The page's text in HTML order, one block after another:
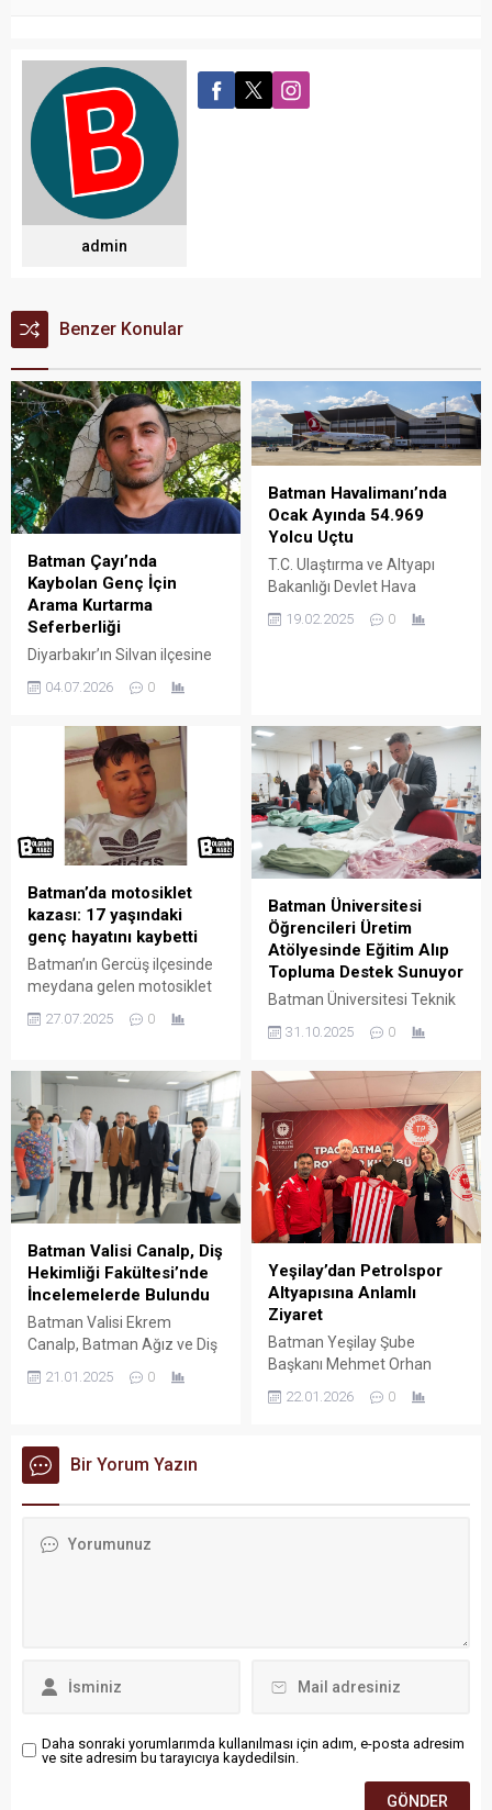
admin
Benzer Konular
Batman Çayı’nda
Kaybolan Genç İçin
Arama Kurtarma
Seferberliği
Diyarbakır’ın Silvan ilçesine
mevkiinde balık tutmak için
yaşındaki Abdullah Y.’den
dünden bu yana haber
alınamıyor. Çay kenarında
motosikleti ve elbiseleri
bulunan genci aramak için
bölgeye dalgıç ekipleri sevk
04.07.2026 0
Batman Havalimanı’nda
Ocak Ayında 54.969
Yolcu Uçtu
T.C. Ulaştırma ve Altyapı
Bakanlığı Devlet Hava
Meydanları İşletmesi (DHMİ)
Genel Müdürlüğü, Batman
19.02.2025 0
Batman’da motosiklet
kazası: 17 yaşındaki
genç hayatını kaybetti
Batman’ın Gercüş ilçesinde
meydana gelen motosiklet
kazasında 17 yaşındaki
Muhammed Bilal Gündüz
sürücü, kontrolünü
kaybettiği motosikletin
refüje çarpması sonucu ağır
yaralandı.
27.07.2025 0
Batman Üniversitesi
Öğrencileri Üretim
Atölyesinde Eğitim Alıp
Topluma Destek Sunuyor
Batman Üniversitesi Teknik
Giyim Teknolojisi Programı
de uygulamalı eğitimlerle
sektöre hazırlanıyor. Giyim
Üretim Atölyesinde
yürütülen çalışmalar,
öğrencilerin mesleki
becerilerini geliştirmelerine
katkı sağlıyor.
31.10.2025 0
Batman Valisi Canalp, Diş
Hekimliği Fakültesi’nde
İncelemelerde Bulundu
Batman Valisi Ekrem
Canalp, Batman Ağız ve Diş
Sağlığı Hastanesinden hasta
sevklerinin başladığı
Diş Sağlığı Uygulama ve
Araştırma Merkezini ziyaret
21.01.2025 0
Yeşilay’dan Petrolspor
Altyapısına Anlamlı
Ziyaret
Batman Yeşilay Şube
Başkanı Mehmet Orhan
Altyapı Kulübü’nü ziyaret
22.01.2026 0
Bir Yorum Yazın
Daha sonraki yorumlarımda kullanılması için adım, e-posta adresim
ve site adresim bu tarayıcıya kaydedilsin.